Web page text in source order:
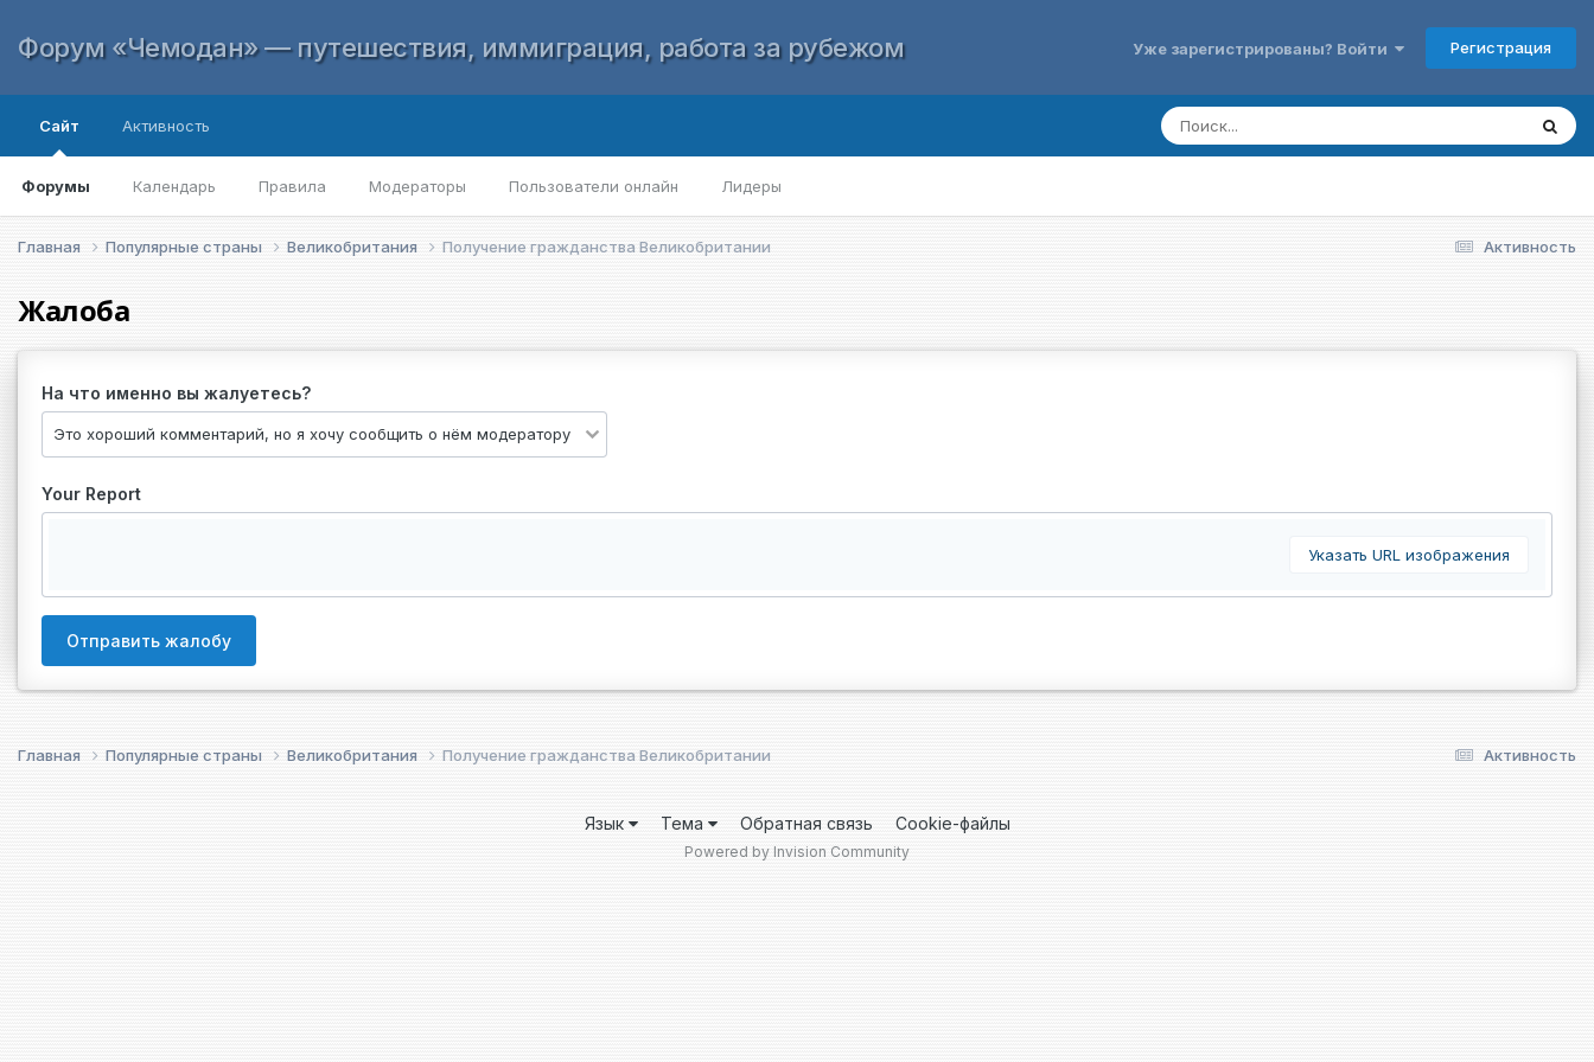
Форум «Чемодан» — путешествия, иммиграция, работа за рубежом Уже зарегистрированы? Войти Регистрация
Сайт
Форумы Календарь Правила Модераторы Пользователи онлайн Лидеры
Активность
Активность
Главная Популярные страны Великобритания Получение гражданства Великобритании
Жалоба
На что именно вы жалуетесь?
Your Report
Указать URL изображения
Отправить жалобу
Активность
Главная Популярные страны Великобритания Получение гражданства Великобритании
Язык Тема Обратная связь Cookie-файлы
Powered by Invision Community